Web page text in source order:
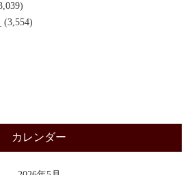
(3,554)
カレンダー